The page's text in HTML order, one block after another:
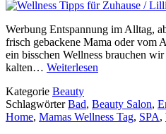
Werbung Entspannung im Alltag,
frisch gebackene Mama oder vom
ein bisschen Wellness brauchen
kalten… Weiterlesen
Kategorie Beauty
SchlagwörterBad, Beauty Salon,
Home, Mamas Wellness Tag, SPA,